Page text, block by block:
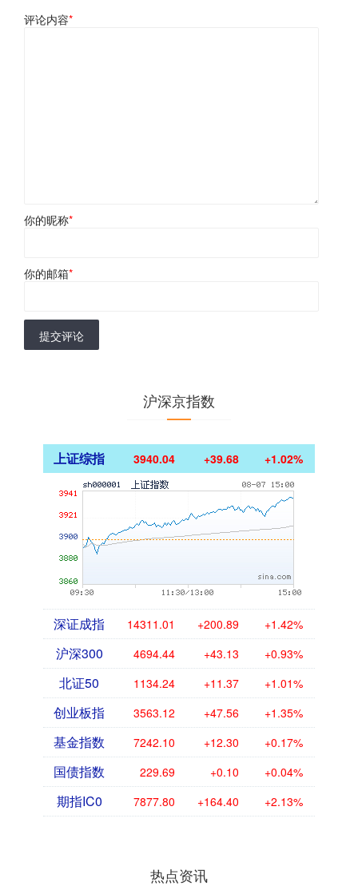
评论内容*
你的昵称*
你的邮箱*
提交评论
沪深京指数
上证综指 3940.04 +39.68 +1.02%
深证成指 14311.01 +200.89 +1.42%
沪深300 4694.44 +43.13 +0.93%
北证50 1134.24 +11.37 +1.01%
创业板指 3563.12 +47.56 +1.35%
基金指数 7242.10 +12.30 +0.17%
国债指数 229.69 +0.10 +0.04%
期指IC0 7877.80 +164.40 +2.13%
热点资讯